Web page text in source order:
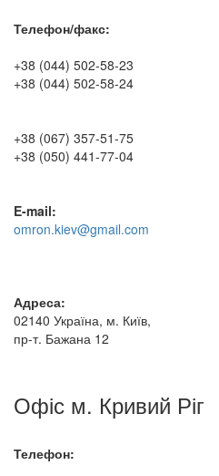
Телефон/факс:
+38 (044) 502-58-23
+38 (044) 502-58-24
+38 (067) 357-51-75
+38 (050) 441-77-04
E-mail:
omron.kiev@gmail.com
Адреса:
02140 Україна, м. Київ,
пр-т. Бажана 12
Офіс м. Кривий Ріг
Телефон: